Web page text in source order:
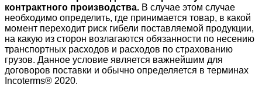
контрактного производства. В случае этом случае
необходимо определить, где принимается товар, в какой
момент переходит риск гибели поставляемой продукции,
на какую из сторон возлагаются обязанности по несению
транспортных расходов и расходов по страхованию
грузов. Данное условие является важнейшим для
договоров поставки и обычно определяется в терминах
Incoterms® 2020.